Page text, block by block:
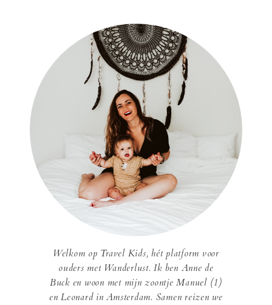
Welkom op Travel Kids, hét platform voor
ouders met Wanderlust. Ik ben Anne de
Buck en woon met mijn zoontje Manuel (1)
en Leonard in Amsterdam. Samen reizen we